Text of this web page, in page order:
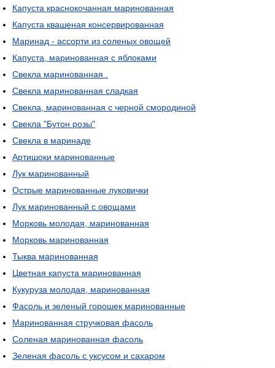
Капуста краснокочанная маринованная
Капуста квашеная консервированная
Маринад - ассорти из соленых овощей
Капуста, маринованная с яблоками
Свекла маринованная .
Свекла маринованная сладкая
Свекла, маринованная с черной смородиной
Свекла "Бутон розы"
Свекла в маринаде
Артишоки маринованные
Лук маринованный
Острые маринованные луковички
Лук маринованный с овощами
Морковь молодая, маринованная
Морковь маринованная
Тыква маринованная
Цветная капуста маринованная
Кукуруза молодая, маринованная
Фасоль и зеленый горошек маринованные
Маринованная стручковая фасоль
Соленая маринованная фасоль
Зеленая фасоль с уксусом и сахаром